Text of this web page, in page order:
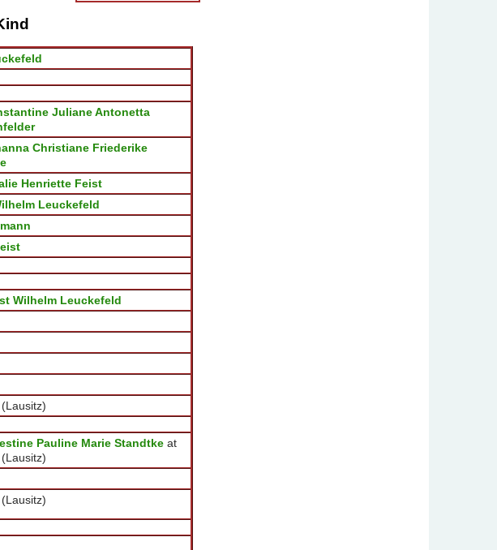
Juliane Antonetta
Christiane Friederike
Henriette Feist
Leuckefeld
Wilhelm Leuckefeld
Pauline Marie Standtke at